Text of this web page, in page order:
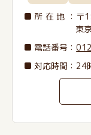
所在地 ：〒
東
電話番号 ：
対応時間：24